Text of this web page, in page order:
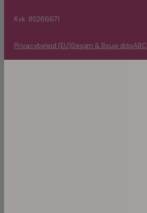
Kvk: 85266671
Privacybeleid (EU)Design & Bouw ditisABC